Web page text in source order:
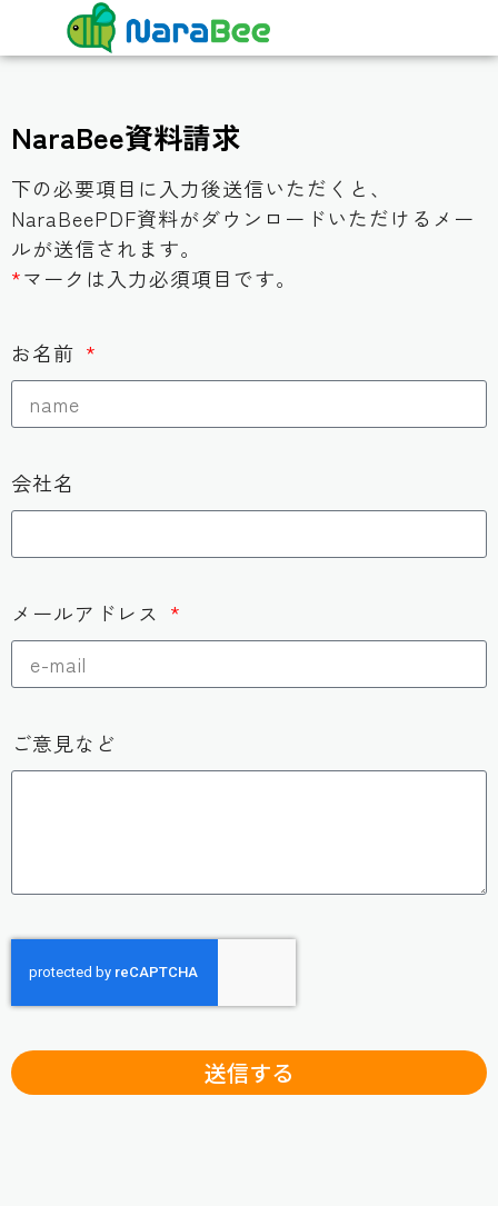
NaraBee資料請求
下の必要項目に入力後送信いただくと、
NaraBeePDF資料がダウンロードいただけるメー
ルが送信されます。
*マークは入力必須項目です。
お名前
会社名
メールアドレス
ご意見など
送信する